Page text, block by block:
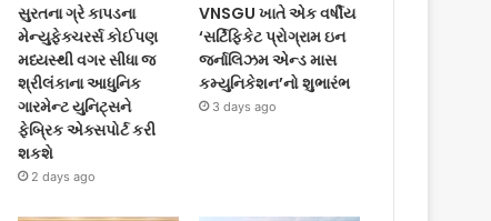
સુરતના ગ્રે કાપડના
મેન્યુફેક્ચરર્સ કોઈપણ
મધ્યસ્થી વગર સીધા જ
શ્રીલંકાના આધુનિક
ગારમેન્ટ યુનિટ્સને
ફેબ્રિક એક્સપોર્ટ કરી
શકશે
2 days ago
VNSGU ખાતે એક વર્ષીય
‘સર્ટિફિકેટ પ્રોગ્રામ ઇન
જર્નાલિઝમ એન્ડ માસ
કમ્યુનિકેશન’નો શુભારંભ
3 days ago